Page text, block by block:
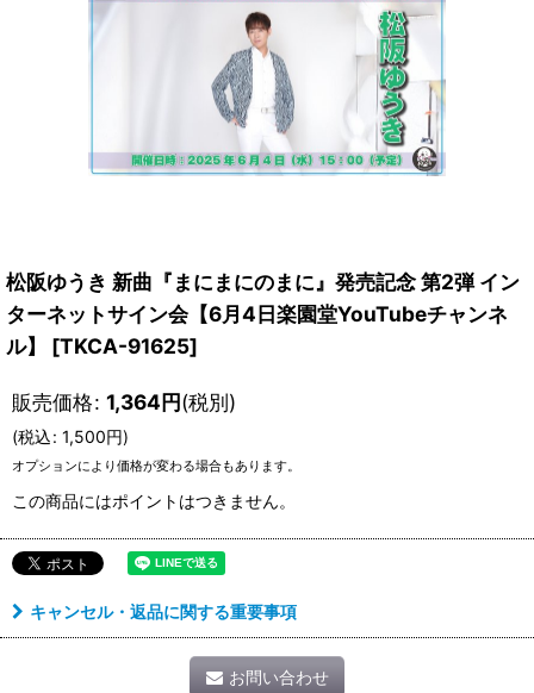
松阪ゆうき 新曲『まにまにのまに』発売記念 第2弾 イン
ターネットサイン会【6月4日楽園堂YouTubeチャンネ
ル】
[TKCA-91625]
販売価格: 1,364円(税別)
(税込: 1,500円)
オプションにより価格が変わる場合もあります。
この商品にはポイントはつきません。
キャンセル・返品に関する重要事項
お問い合わせ